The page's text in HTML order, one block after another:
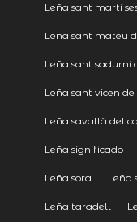
Leña sant martí
Leña sant mateu
Leña sant sadurní
Leña sant vicen
Leña savallà del
Leña significado
Leña sora Leña
Leña taradell